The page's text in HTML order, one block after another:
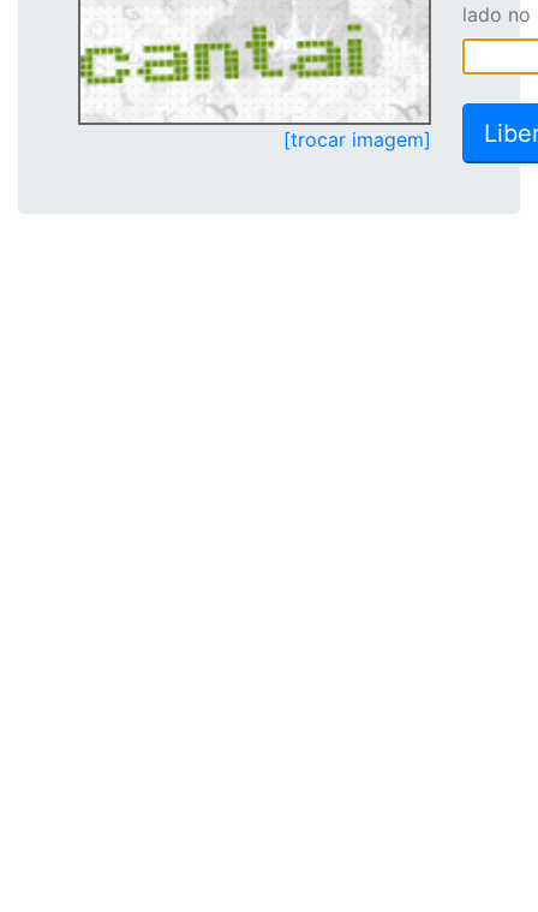
[trocar imagem]
lado no